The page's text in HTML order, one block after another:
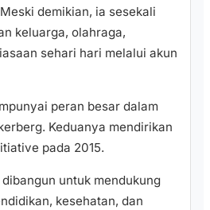
demikian, ia sesekali
keluarga, olahraga,
sehari hari melalui akun
peran besar dalam
Keduanya mendirikan
pada 2015.
untuk mendukung
kesehatan, dan